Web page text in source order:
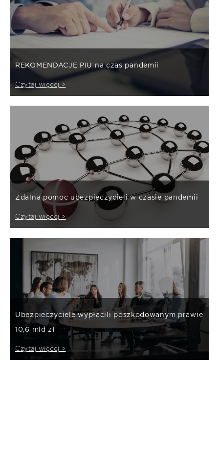
REKOMENDACJE PIU na czas pandemii
Czytaj więcej >
Zdalna pomoc ubezpieczycieli w czasie pandemii
Czytaj więcej >
Ubezpieczyciele wypłacili poszkodowanym prawie
10,6 mld zł
Czytaj więcej >